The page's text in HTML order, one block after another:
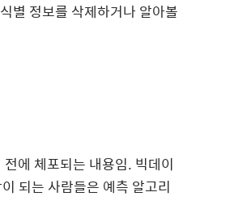
별 정보를 삭제하거나 알아볼
에 체포되는 내용임. 빅데이
되는 사람들은 예측 알고리